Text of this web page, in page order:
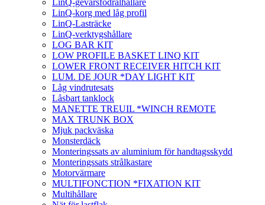
LinQ-korg med låg profil
LinQ-Lasträcke
LinQ-verktygshållare
LOG BAR KIT
LOW PROFILE BASKET LINQ KIT
LOWER FRONT RECEIVER HITCH KIT
LUM. DE JOUR *DAY LIGHT KIT
Låg vindrutesats
Låsbart tanklock
MANETTE TREUIL *WINCH REMOTE
MAX TRUNK BOX
Mjuk packväska
Monsterdäck
Monteringssats av aluminium för handtagsskydd
Monteringssats strålkastare
Motorvärmare
MULTIFONCTION *FIXATION KIT
Multihållare